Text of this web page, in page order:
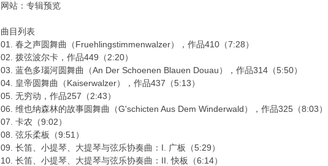
网站：专辑预览
曲目列表
01. 春之声圆舞曲（Fruehlingstimmenwalzer），作品410（7:28）
02. 拨弦波尔卡，作品449（2:20）
03. 蓝色多瑙河圆舞曲（An Der Schoenen Blauen Douau），作品314（5:50）
04. 皇帝圆舞曲（Kaiserwalzer），作品437（5:13）
05. 无穷动，作品257（2:43）
06. 维也纳森林的故事圆舞曲（G'schicten Aus Dem Winderwald），作品325（8:03）
07. 卡农（9:02）
08. 弦乐柔板（9:51）
09. 长笛、小提琴、大提琴与弦乐协奏曲：I. 广板（5:29）
10. 长笛、小提琴、大提琴与弦乐协奏曲：II. 快板（6:14）